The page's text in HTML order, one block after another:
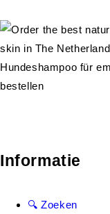
Informatie
🔍 Zoeken